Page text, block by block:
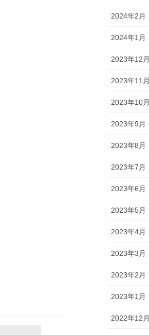
2024年2月
2024年1月
2023年12月
2023年11月
2023年10月
2023年9月
2023年8月
2023年7月
2023年6月
2023年5月
2023年4月
2023年3月
2023年2月
2023年1月
2022年12月